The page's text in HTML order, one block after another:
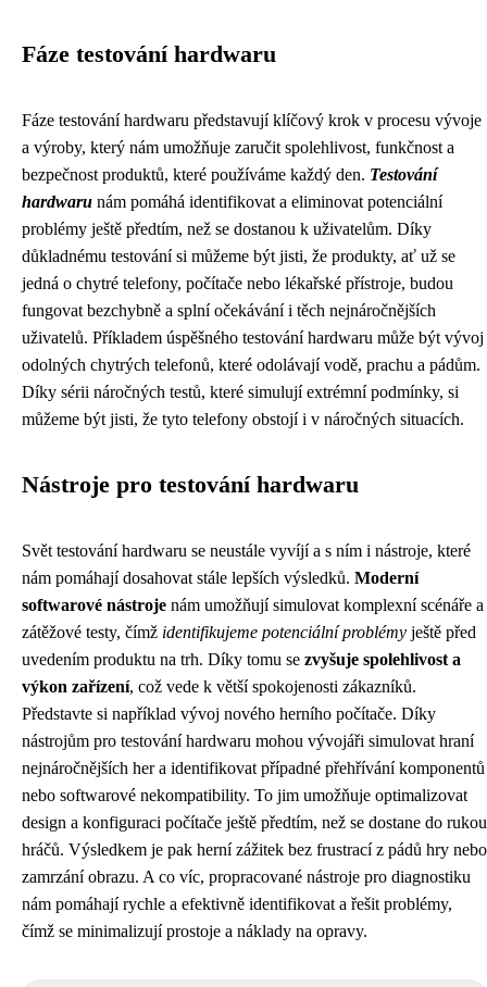
Fáze testování hardwaru
Fáze testování hardwaru představují klíčový krok v procesu vývoje
a výroby, který nám umožňuje zaručit spolehlivost, funkčnost a
bezpečnost produktů, které používáme každý den. Testování
hardwaru nám pomáhá identifikovat a eliminovat potenciální
problémy ještě předtím, než se dostanou k uživatelům. Díky
důkladnému testování si můžeme být jisti, že produkty, ať už se
jedná o chytré telefony, počítače nebo lékařské přístroje, budou
fungovat bezchybně a splní očekávání i těch nejnáročnějších
uživatelů. Příkladem úspěšného testování hardwaru může být vývoj
odolných chytrých telefonů, které odolávají vodě, prachu a pádům.
Díky sérii náročných testů, které simulují extrémní podmínky, si
můžeme být jisti, že tyto telefony obstojí i v náročných situacích.
Nástroje pro testování hardwaru
Svět testování hardwaru se neustále vyvíjí a s ním i nástroje, které
nám pomáhají dosahovat stále lepších výsledků. Moderní
softwarové nástroje nám umožňují simulovat komplexní scénáře a
zátěžové testy, čímž identifikujeme potenciální problémy ještě před
uvedením produktu na trh. Díky tomu se zvyšuje spolehlivost a
výkon zařízení, což vede k větší spokojenosti zákazníků.
Představte si například vývoj nového herního počítače. Díky
nástrojům pro testování hardwaru mohou vývojáři simulovat hraní
nejnáročnějších her a identifikovat případné přehřívání komponentů
nebo softwarové nekompatibility. To jim umožňuje optimalizovat
design a konfiguraci počítače ještě předtím, než se dostane do rukou
hráčů. Výsledkem je pak herní zážitek bez frustrací z pádů hry nebo
zamrzání obrazu. A co víc, propracované nástroje pro diagnostiku
nám pomáhají rychle a efektivně identifikovat a řešit problémy,
čímž se minimalizují prostoje a náklady na opravy.